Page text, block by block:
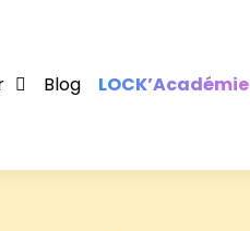
Blog LOCK’Académie